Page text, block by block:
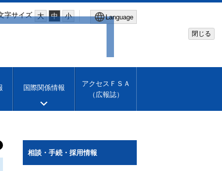
字サイズ 大 中 小 Language
Machine translation
閉じる
国際関係情報
アクセスＦＳＡ
（広報誌）
相談・手続・採用情報